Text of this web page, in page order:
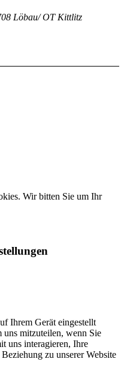
Löbau/ OT Kittlitz
Wir bitten Sie um Ihr
Ihrem Gerät eingestellt
mitzuteilen, wenn Sie
uns interagieren, Ihre
zu unserer Website